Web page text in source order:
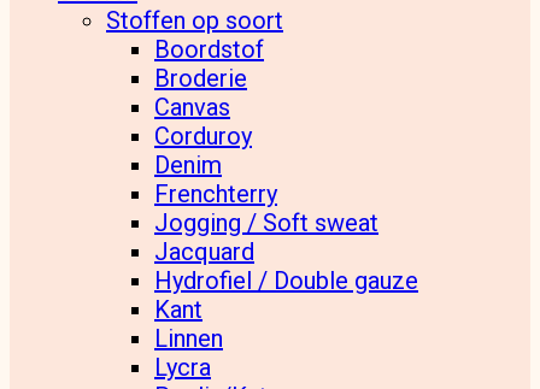
Stoffen op soort
Boordstof
Broderie
Canvas
Corduroy
Denim
Frenchterry
Jogging / Soft sweat
Jacquard
Hydrofiel / Double gauze
Kant
Linnen
Lycra